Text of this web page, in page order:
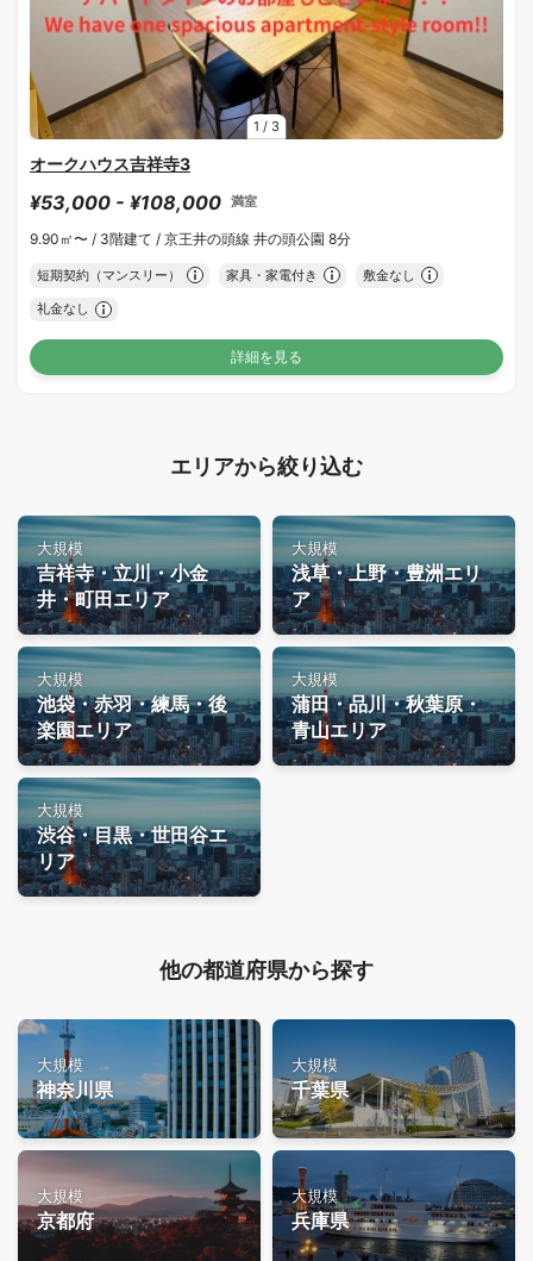
1 / 3
オークハウス吉祥寺3
¥53,000 - ¥108,000 満室
9.90㎡〜 / 3階建て / 京王井の頭線 井の頭公園 8分
短期契約（マンスリー） 家具・家電付き 敷金なし
礼金なし
詳細を見る
エリアから絞り込む
大規模
吉祥寺・立川・小金
井・町田エリア
大規模
浅草・上野・豊洲エリ
ア
大規模
池袋・赤羽・練馬・後
楽園エリア
大規模
蒲田・品川・秋葉原・
青山エリア
大規模
渋谷・目黒・世田谷エ
リア
他の都道府県から探す
大規模
神奈川県
大規模
千葉県
大規模
京都府
大規模
兵庫県